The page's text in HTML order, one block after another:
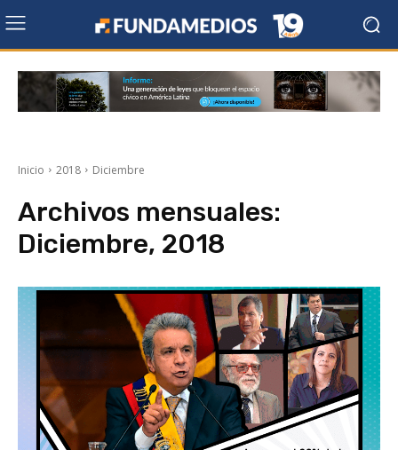
Inicio 2018 Diciembre
Archivos mensuales:
Diciembre, 2018